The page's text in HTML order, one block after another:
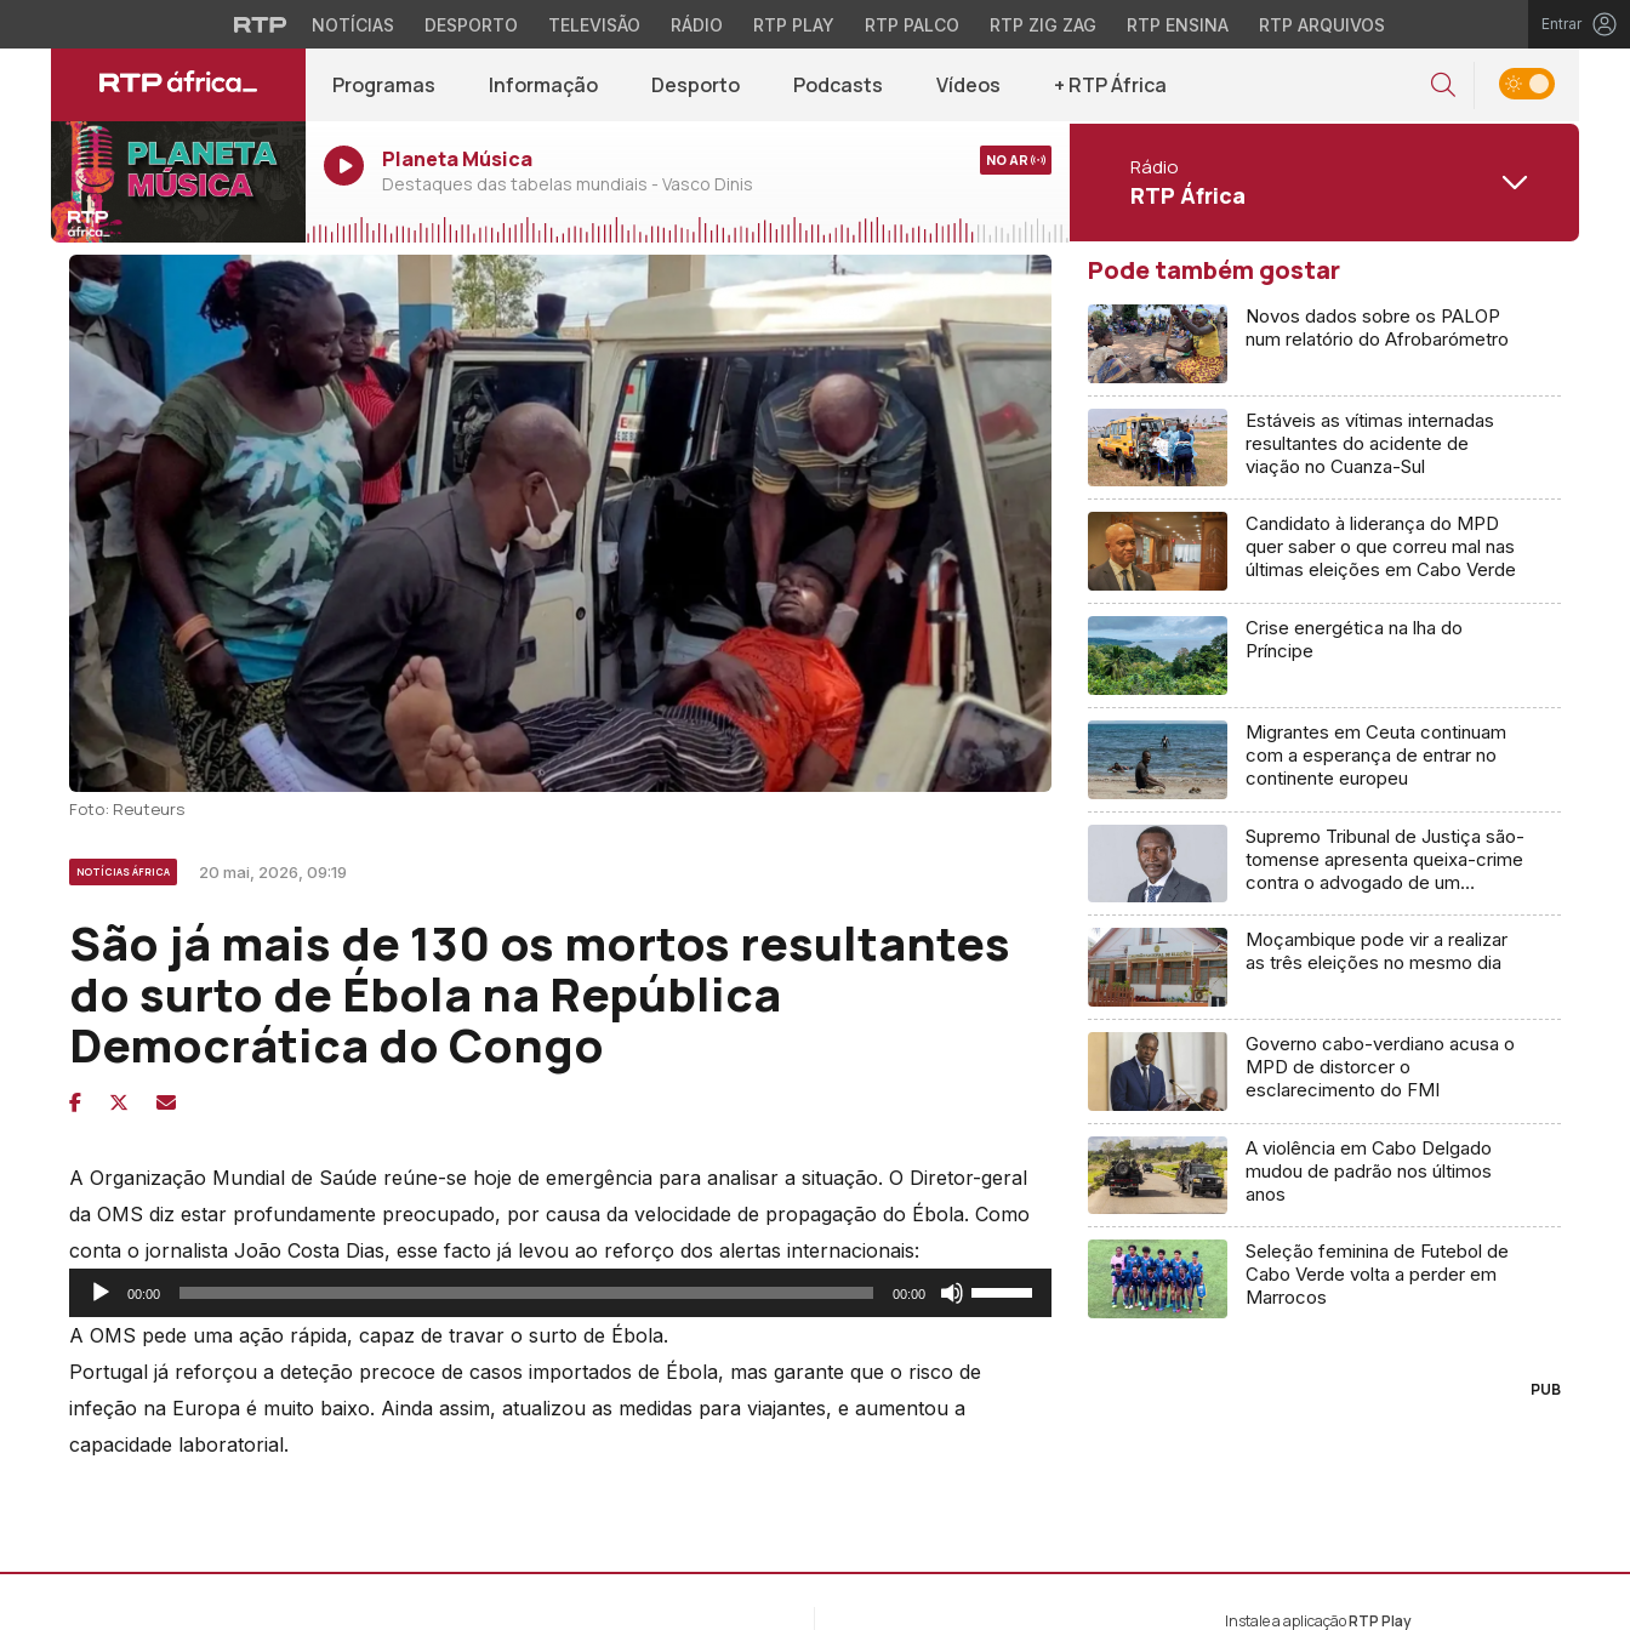
NOTÍCIAS DESPORTO TELEVISÃO RÁDIO RTP PLAY RTP PALCO RTP ZIG ZAG RTP ENSINA RTP ARQUIVOS Entrar
Programas Informação Desporto Podcasts Vídeos + RTP África
Planeta Música
Destaques das tabelas mundiais - Vasco Dinis
NO AR Rádio
RTP África
Foto: Reuteurs
NOTÍCIAS ÁFRICA 20 mai, 2026, 09:19
São já mais de 130 os mortos resultantes
do surto de Ébola na República
Democrática do Congo
A Organização Mundial de Saúde reúne-se hoje de emergência para analisar a situação. O Diretor-geral
da OMS diz estar profundamente preocupado, por causa da velocidade de propagação do Ébola. Como
conta o jornalista João Costa Dias, esse facto já levou ao reforço dos alertas internacionais:
Reprodutor
de
áudio
00:00 00:00
Use
as
o
A OMS pede uma ação rápida, capaz de travar o surto de Ébola.
Portugal já reforçou a deteção precoce de casos importados de Ébola, mas garante que o risco de
infeção na Europa é muito baixo. Ainda assim, atualizou as medidas para viajantes, e aumentou a
capacidade laboratorial.
Pode também gostar
Novos dados sobre os PALOP
num relatório do Afrobarómetro
Estáveis as vítimas internadas
resultantes do acidente de
viação no Cuanza-Sul
Candidato à liderança do MPD
quer saber o que correu mal nas
últimas eleições em Cabo Verde
Crise energética na lha do
Príncipe
Migrantes em Ceuta continuam
com a esperança de entrar no
continente europeu
Supremo Tribunal de Justiça são-
tomense apresenta queixa-crime
contra o advogado de um
Moçambique pode vir a realizar
as três eleições no mesmo dia
Governo cabo-verdiano acusa o
MPD de distorcer o
esclarecimento do FMI
A violência em Cabo Delgado
mudou de padrão nos últimos
anos
Seleção feminina de Futebol de
Cabo Verde volta a perder em
Marrocos
PUB
Instale a aplicaçãoRTP Play